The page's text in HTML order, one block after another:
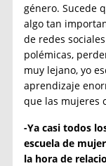
género. Sucede
algo tan
de redes
polémicas,
muy lejano, yo
aprendizaje
que las mujeres
-Ya casi todos
escuela de
la hora de